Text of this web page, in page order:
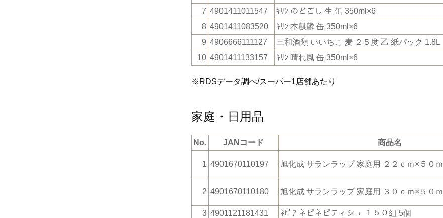
7 4901411011547 ｷﾘﾝ のどごし 生 缶 350ml×6
8 4901411083520 ｷﾘﾝ 本麒麟 缶 350ml×6
9 4906666111127 三和酒類 いいちこ 麦 ２５度 乙 紙パック 1.8L
10 4901411133157 ｷﾘﾝ 晴れ風 缶 350ml×6
※RDSデータ調べ/スーパー1店舗あたり
家庭・日用品
No. JANコード 商品名
1 4901670110197 旭化成 サランラップ 家庭用 ２２ｃｍ×５０ｍ
2 4901670110180 旭化成 サランラップ 家庭用 ３０ｃｍ×５０ｍ
3 4901121181431 ﾈﾋﾟｱ ネピネピティシュ １５０組 5個